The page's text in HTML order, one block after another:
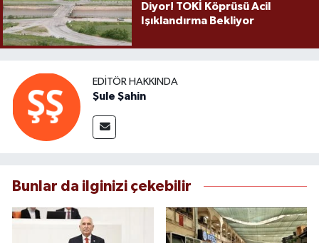
Diyor! TOKİ Köprüsü Acil
Işıklandırma Bekliyor
EDITÖR HAKKINDA
Şule Şahin
Bunlar da ilginizi çekebilir